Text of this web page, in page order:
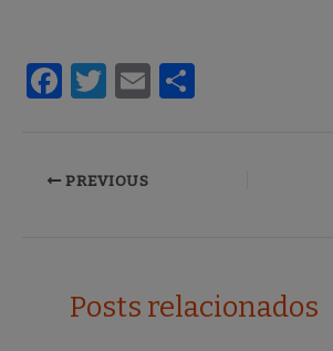
F
e
o
k
T
te
E
PREVIOUS
Posts relacionados